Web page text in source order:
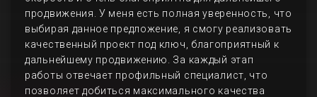
продвижения. У меня есть полная уверенность, что
выбирая данное предложение, я смогу реализовать
качественный проект под ключ, благоприятный к
дальнейшему продвижению. За каждый этап
работы отвечает профильный специалист, что
позволяет добиться максимального качества